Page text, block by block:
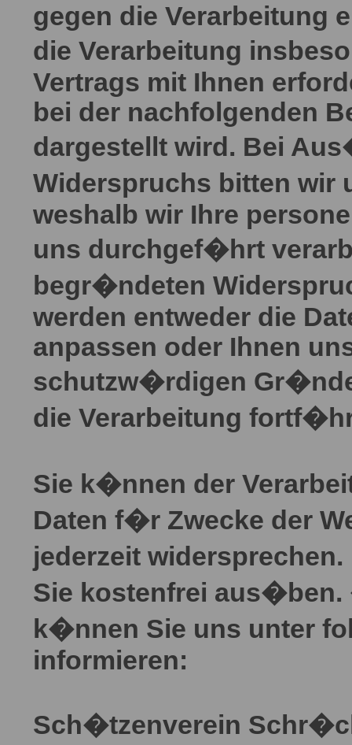
gegen die Verarbeitung
die Verarbeitung
Vertrags mit Ihnen
bei der nachfolgenden
dargestellt wird. Bei
Widerspruchs bitten wir
weshalb wir Ihre
uns durchgef�hrt
begr�ndeten
werden entweder die
anpassen oder Ihnen
schutzw�rdigen
die Verarbeitung
Sie k�nnen der
Daten f�r Zwecke der
jederzeit
Sie kostenfrei
k�nnen Sie uns unter
informieren:
Sch�tzenverein